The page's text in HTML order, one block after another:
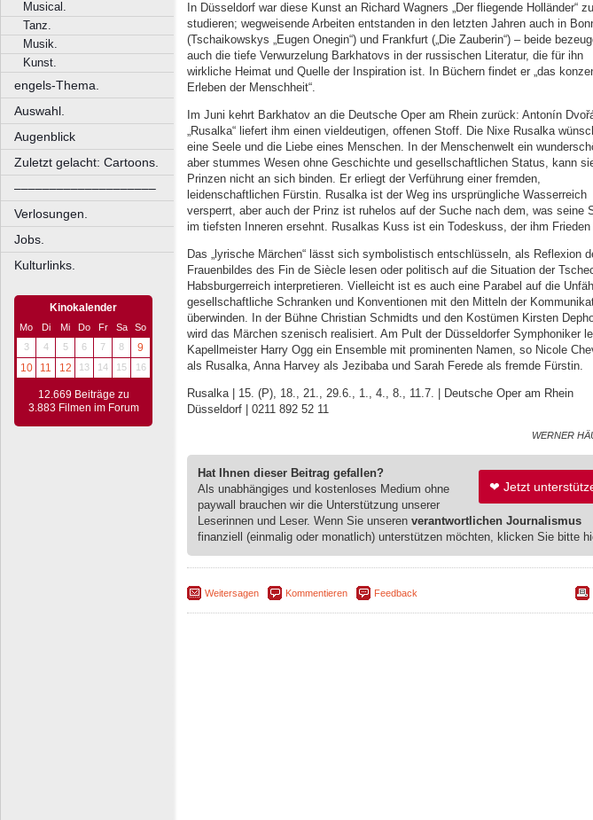
Musical.
Tanz.
Musik.
Kunst.
engels-Thema.
Auswahl.
Augenblick
Zuletzt gelacht: Cartoons.
––––––––––––––––––––
Verlosungen.
Jobs.
Kulturlinks.
Kinokalender
Mo Di Mi Do Fr Sa
So
3
4 5 6 7 8
9
10
11 12 13 14 15 16
12.669 Beiträge zu
3.883 Filmen im Forum
In Düsseldorf war diese Kunst an Richard Wagners „Der fliegende Holländer“ zu
studieren; wegweisende Arbeiten entstanden in den letzten Jahren auch in
(Tschaikowskys „Eugen Onegin“) und Frankfurt („Die Zauberin“) – beide
auch die tiefe Verwurzelung Barkhatovs in der russischen Literatur, die für ihn
wirkliche Heimat und Quelle der Inspiration ist. In Büchern findet er „das
Erleben der Menschheit“.
Im Juni kehrt Barkhatov an die Deutsche Oper am Rhein zurück: Antonín
„Rusalka“ liefert ihm einen vieldeutigen, offenen Stoff. Die Nixe Rusalka
eine Seele und die Liebe eines Menschen. In der Menschenwelt ein
aber stummes Wesen ohne Geschichte und gesellschaftlichen Status, kann
Prinzen nicht an sich binden. Er erliegt der Verführung einer fremden,
leidenschaftlichen Fürstin. Rusalka ist der Weg ins ursprüngliche Wasserreich
versperrt, aber auch der Prinz ist ruhelos auf der Suche nach dem, was seine
im tiefsten Inneren ersehnt. Rusalkas Kuss ist ein Todeskuss, der ihm Frieden
Das „lyrische Märchen“ lässt sich symbolistisch entschlüsseln, als Reflexion
Frauenbildes des Fin de Siècle lesen oder politisch auf die Situation der
Habsburgerreich interpretieren. Vielleicht ist es auch eine Parabel auf die
gesellschaftliche Schranken und Konventionen mit den Mitteln der
überwinden. In der Bühne Christian Schmidts und den Kostümen Kirsten
wird das Märchen szenisch realisiert. Am Pult der Düsseldorfer Symphoniker
Kapellmeister Harry Ogg ein Ensemble mit prominenten Namen, so Nicole
als Rusalka, Anna Harvey als Jezibaba und Sarah Ferede als fremde Fürstin.
Rusalka | 15. (P), 18., 21., 29.6., 1., 4., 8., 11.7. | Deutsche Oper am Rhein
Düsseldorf | 0211 892 52 11
WERNER
❤ Jetzt
Hat Ihnen dieser Beitrag gefallen?
Als unabhängiges und kostenloses Medium ohne
paywall brauchen wir die Unterstützung unserer
Leserinnen und Leser. Wenn Sie unseren verantwortlichen Journalismus
finanziell (einmalig oder monatlich) unterstützen möchten, klicken Sie bitte
Weitersagen Kommentieren Feedback